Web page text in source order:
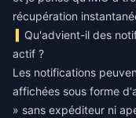
récupération
Qu'advient-il des
actif ?
Les notifications
affichées sous forme
» sans expéditeur ni